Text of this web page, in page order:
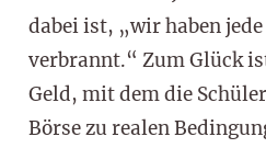
dabei ist, „wir haben jede
verbrannt.“ Zum Glück
Geld, mit dem die
Börse zu realen